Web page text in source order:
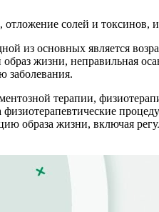
отложение солей и токсинов,
из основных является
жизни, неправильная
заболевания.
терапии,
образа жизни, включая